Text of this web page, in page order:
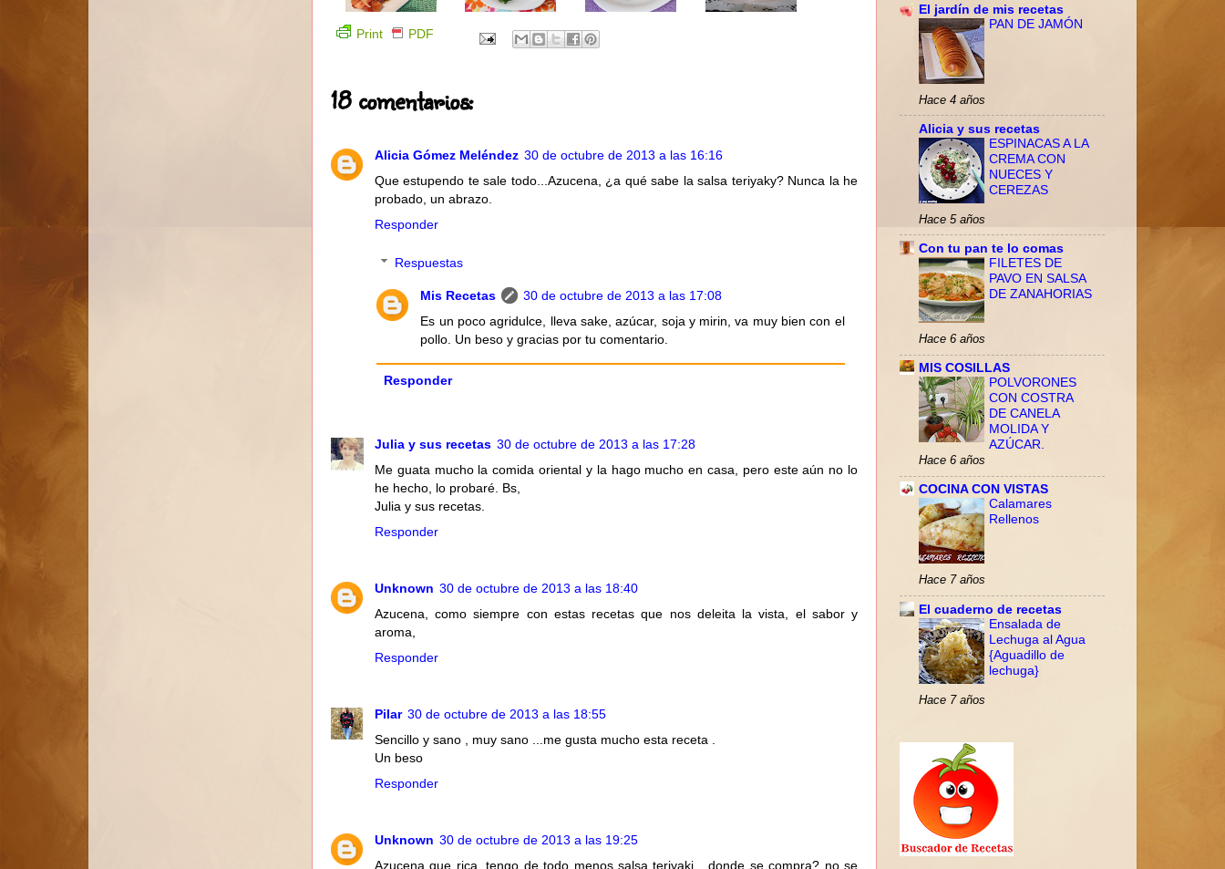
Print PDF
18 comentarios:
Alicia Gómez Meléndez 30 de octubre de 2013 a las 16:16
Que estupendo te sale todo...Azucena, ¿a qué sabe la salsa teriyaky? Nunca la he
probado, un abrazo.
Responder
Respuestas
Mis Recetas
30 de octubre de 2013 a las 17:08
Es un poco agridulce, lleva sake, azúcar, soja y mirin, va muy bien con el
pollo. Un beso y gracias por tu comentario.
Responder
Julia y sus recetas 30 de octubre de 2013 a las 17:28
Me guata mucho la comida oriental y la hago mucho en casa, pero este aún no lo
he hecho, lo probaré. Bs,
Julia y sus recetas.
Responder
Unknown 30 de octubre de 2013 a las 18:40
Azucena, como siempre con estas recetas que nos deleita la vista, el sabor y
aroma,
Responder
Pilar 30 de octubre de 2013 a las 18:55
Sencillo y sano , muy sano ...me gusta mucho esta receta .
Un beso
Responder
Unknown 30 de octubre de 2013 a las 19:25
Azucena que rica, tengo de todo menos salsa teriyaki....donde se compra? no se
El jardín de mis recetas
PAN DE JAMÓN
Hace 4 años
Alicia y sus recetas
ESPINACAS A LA
CREMA CON
NUECES Y
CEREZAS
Hace 5 años
Con tu pan te lo comas
FILETES DE
PAVO EN SALSA
DE ZANAHORIAS
Hace 6 años
MIS COSILLAS
POLVORONES
CON COSTRA
DE CANELA
MOLIDA Y
AZÚCAR.
Hace 6 años
COCINA CON VISTAS
Calamares
Rellenos
Hace 7 años
El cuaderno de recetas
Ensalada de
Lechuga al Agua
{Aguadillo de
lechuga}
Hace 7 años